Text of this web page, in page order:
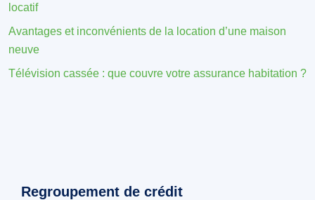
locatif
Avantages et inconvénients de la location d’une maison
neuve
Télévision cassée : que couvre votre assurance habitation ?
Regroupement de crédit